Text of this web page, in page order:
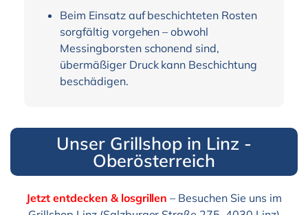
Beim Einsatz auf beschichteten Rosten
sorgfältig vorgehen – obwohl
Messingborsten schonend sind,
übermäßiger Druck kann Beschichtung
beschädigen.
Unser Grillshop in Linz -
Oberösterreich
Jetzt entdecken & losgrillen – Besuchen Sie uns im